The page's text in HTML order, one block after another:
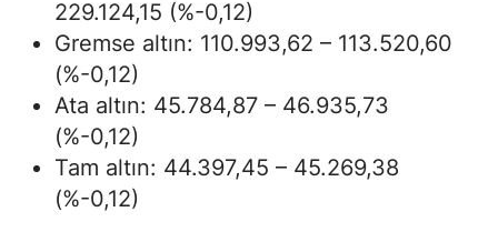
229.124,15 (%-0,12)
Gremse altın: 110.993,62 – 113.520,60
(%-0,12)
Ata altın: 45.784,87 – 46.935,73
(%-0,12)
Tam altın: 44.397,45 – 45.269,38
(%-0,12)